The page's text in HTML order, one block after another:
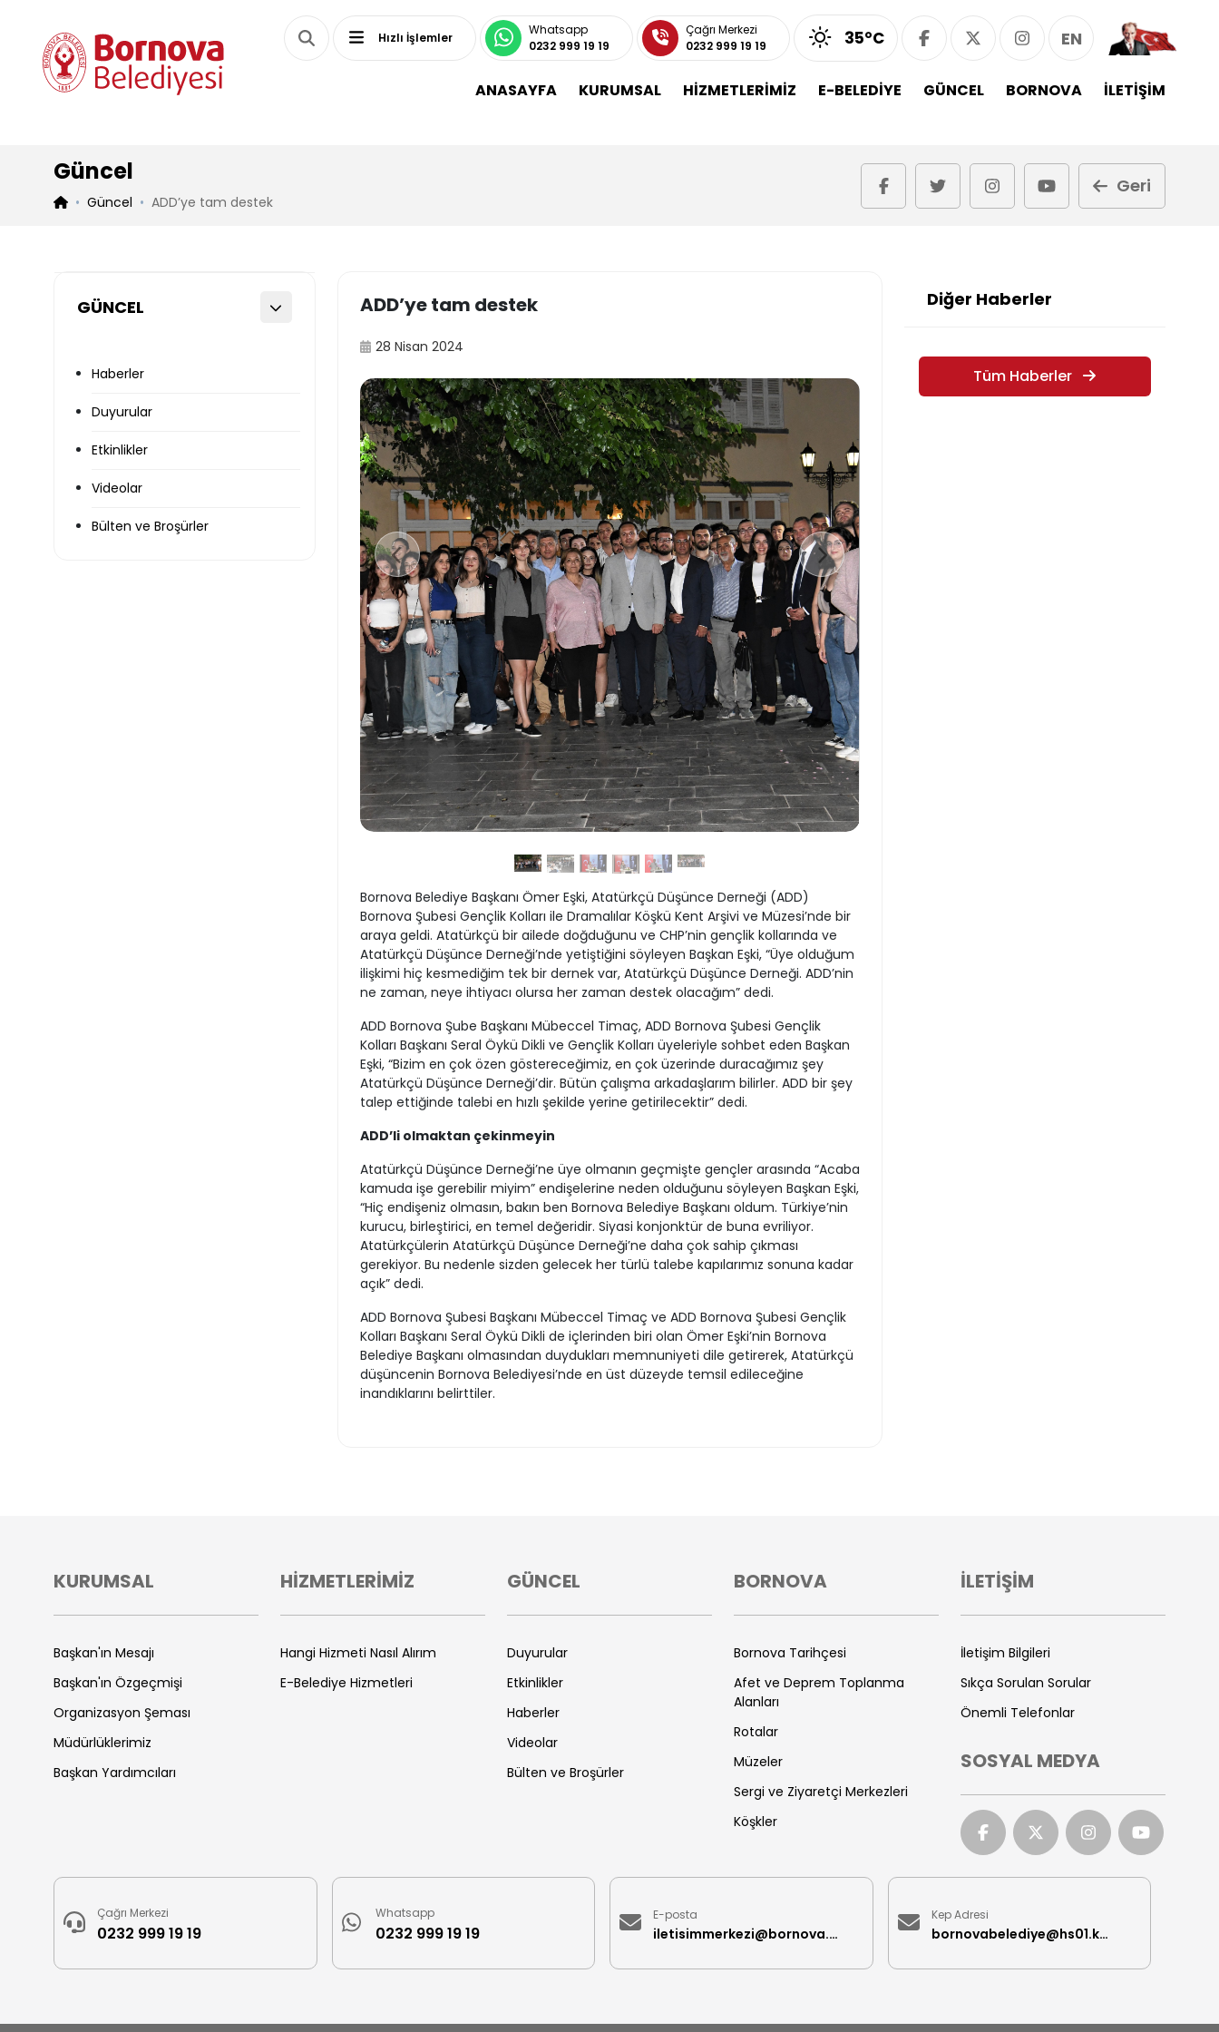
Hızlı İşlemler
Whatsapp
0232 999 19 19
Çağrı Merkezi
0232 999 19 19
35°C EN
ANASAYFA KURUMSAL HİZMETLERİMİZ E-BELEDİYE GÜNCEL BORNOVA İLETİŞİM
Güncel
Güncel ADD’ye tam destek
Geri
GÜNCEL
Haberler
Duyurular
Etkinlikler
Videolar
Bülten ve Broşürler
ADD’ye tam destek
28 Nisan 2024
Bornova Belediye Başkanı Ömer Eşki, Atatürkçü Düşünce Derneği (ADD)
Bornova Şubesi Gençlik Kolları ile Dramalılar Köşkü Kent Arşivi ve Müzesi’nde bir
araya geldi. Atatürkçü bir ailede doğduğunu ve CHP’nin gençlik kollarında ve
Atatürkçü Düşünce Derneği’nde yetiştiğini söyleyen Başkan Eşki, “Üye olduğum
ilişkimi hiç kesmediğim tek bir dernek var, Atatürkçü Düşünce Derneği. ADD’nin
ne zaman, neye ihtiyacı olursa her zaman destek olacağım” dedi.
ADD Bornova Şube Başkanı Mübeccel Timaç, ADD Bornova Şubesi Gençlik
Kolları Başkanı Seral Öykü Dikli ve Gençlik Kolları üyeleriyle sohbet eden Başkan
Eşki, “Bizim en çok özen göstereceğimiz, en çok üzerinde duracağımız şey
Atatürkçü Düşünce Derneği’dir. Bütün çalışma arkadaşlarım bilirler. ADD bir şey
talep ettiğinde talebi en hızlı şekilde yerine getirilecektir” dedi.
ADD’li olmaktan çekinmeyin
Atatürkçü Düşünce Derneği’ne üye olmanın geçmişte gençler arasında “Acaba
kamuda işe gerebilir miyim” endişelerine neden olduğunu söyleyen Başkan Eşki,
“Hiç endişeniz olmasın, bakın ben Bornova Belediye Başkanı oldum. Türkiye’nin
kurucu, birleştirici, en temel değeridir. Siyasi konjonktür de buna evriliyor.
Atatürkçülerin Atatürkçü Düşünce Derneği’ne daha çok sahip çıkması
gerekiyor. Bu nedenle sizden gelecek her türlü talebe kapılarımız sonuna kadar
açık” dedi.
ADD Bornova Şubesi Başkanı Mübeccel Timaç ve ADD Bornova Şubesi Gençlik
Kolları Başkanı Seral Öykü Dikli de içlerinden biri olan Ömer Eşki’nin Bornova
Belediye Başkanı olmasından duydukları memnuniyeti dile getirerek, Atatürkçü
düşüncenin Bornova Belediyesi’nde en üst düzeyde temsil edileceğine
inandıklarını belirttiler.
Diğer Haberler
Tüm Haberler
KURUMSAL
Başkan'ın Mesajı
Başkan'ın Özgeçmişi
Organizasyon Şeması
Müdürlüklerimiz
Başkan Yardımcıları
HİZMETLERİMİZ
Hangi Hizmeti Nasıl Alırım
E-Belediye Hizmetleri
GÜNCEL
Duyurular
Etkinlikler
Haberler
Videolar
Bülten ve Broşürler
BORNOVA
Bornova Tarihçesi
Afet ve Deprem Toplanma
Alanları
Rotalar
Müzeler
Sergi ve Ziyaretçi Merkezleri
Köşkler
İLETİŞİM
İletişim Bilgileri
Sıkça Sorulan Sorular
Önemli Telefonlar
SOSYAL MEDYA
Çağrı Merkezi
0232 999 19 19
Whatsapp
0232 999 19 19
E-posta
iletisimmerkezi@bornova.bel.tr
Kep Adresi
bornovabelediye@hs01.kep.tr